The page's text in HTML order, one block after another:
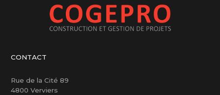
CONTACT
Rue de la Cité 89
4800 Verviers